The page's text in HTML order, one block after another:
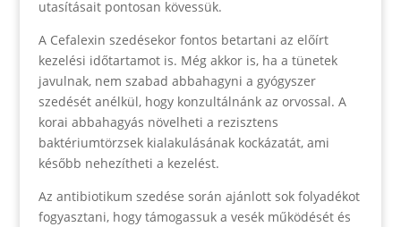
utasításait pontosan kövessük.
A Cefalexin szedésekor fontos betartani az előírt
kezelési időtartamot is. Még akkor is, ha a tünetek
javulnak, nem szabad abbahagyni a gyógyszer
szedését anélkül, hogy konzultálnánk az orvossal. A
korai abbahagyás növelheti a rezisztens
baktériumtörzsek kialakulásának kockázatát, ami
később nehezítheti a kezelést.
Az antibiotikum szedése során ajánlott sok folyadékot
fogyasztani, hogy támogassuk a vesék működését és